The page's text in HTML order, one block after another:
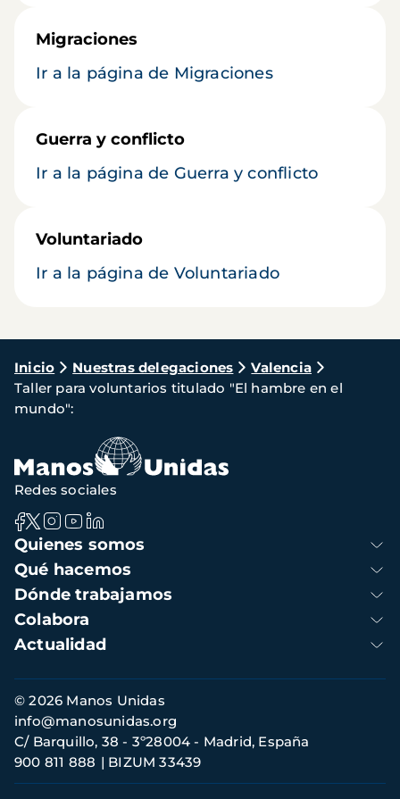
Migraciones
Ir a la página de Migraciones
Guerra y conflicto
Ir a la página de Guerra y conflicto
Voluntariado
Ir a la página de Voluntariado
Ruta
de
navegación
Inicio Nuestras delegaciones
Valencia
Taller para voluntarios titulado "El hambre en el
mundo":
Navegación
principal
Quienes somos
Qué hacemos
Dónde trabajamos
Colabora
Actualidad
Redes sociales
Información
de
contacto
© 2026 Manos Unidas
C/ Barquillo, 38 - 3º28004 - Madrid, España
900 811 888
BIZUM 33439
info@manosunidas.org